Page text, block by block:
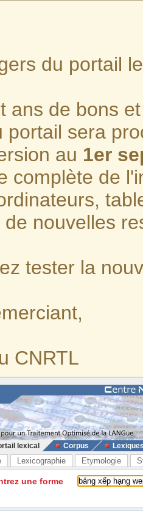
du portail
ans de bons
portail sera
au 1er
complète de
nouvelles
tester la
CNRTL
lexical Corpus
Lexicographie Etymologie
une forme